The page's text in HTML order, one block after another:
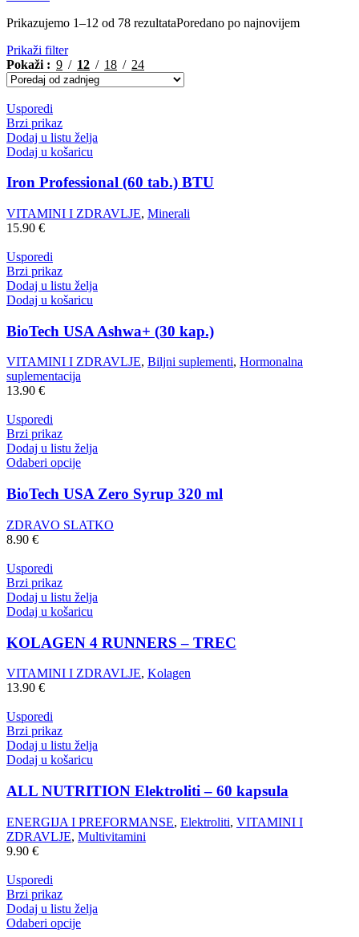
Prikazujemo 1–12 od 78 rezultataPoredano po najnovijem
Prikaži filter
Pokaži
9 12 18 24
Usporedi
Brzi prikaz
Dodaj u listu želja
Dodaj u košaricu
Iron Professional (60 tab.) BTU
VITAMINI I ZDRAVLJE, Minerali
15.90 €
Usporedi
Brzi prikaz
Dodaj u listu želja
Dodaj u košaricu
BioTech USA Ashwa+ (30 kap.)
VITAMINI I ZDRAVLJE, Biljni suplementi, Hormonalna
suplementacija
13.90 €
Usporedi
Brzi prikaz
Dodaj u listu želja
Odaberi opcije
BioTech USA Zero Syrup 320 ml
ZDRAVO SLATKO
8.90 €
Usporedi
Brzi prikaz
Dodaj u listu želja
Dodaj u košaricu
KOLAGEN 4 RUNNERS – TREC
VITAMINI I ZDRAVLJE, Kolagen
13.90 €
Usporedi
Brzi prikaz
Dodaj u listu želja
Dodaj u košaricu
ALL NUTRITION Elektroliti – 60 kapsula
ENERGIJA I PREFORMANSE, Elektroliti, VITAMINI I
ZDRAVLJE, Multivitamini
9.90 €
Usporedi
Brzi prikaz
Dodaj u listu želja
Odaberi opcije